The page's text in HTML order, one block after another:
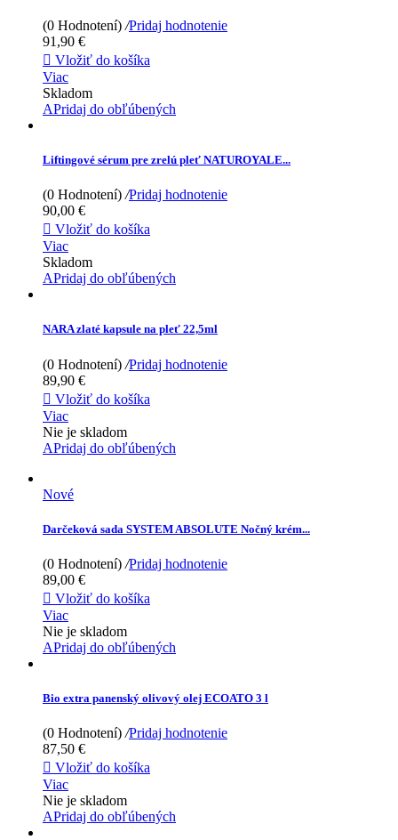
(0 Hodnotení) /Pridaj hodnotenie
91,90 €
 Vložiť do košíka
Viac
Skladom
APridaj do obľúbených
Liftingové sérum pre zrelú pleť NATUROYALE...
(0 Hodnotení) /Pridaj hodnotenie
90,00 €
 Vložiť do košíka
Viac
Skladom
APridaj do obľúbených
NARA zlaté kapsule na pleť 22,5ml
(0 Hodnotení) /Pridaj hodnotenie
89,90 €
 Vložiť do košíka
Viac
Nie je skladom
APridaj do obľúbených
Nové
Darčeková sada SYSTEM ABSOLUTE Nočný krém...
(0 Hodnotení) /Pridaj hodnotenie
89,00 €
 Vložiť do košíka
Viac
Nie je skladom
APridaj do obľúbených
Bio extra panenský olivový olej ECOATO 3 l
(0 Hodnotení) /Pridaj hodnotenie
87,50 €
 Vložiť do košíka
Viac
Nie je skladom
APridaj do obľúbených